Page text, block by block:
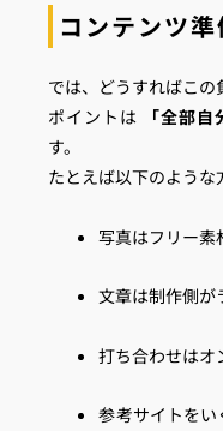
コンテンツ
では、どうすればこの
ポイントは
「全部
す。
たとえば以下のような
写真はフリー素
文章は制作側が
打ち合わせはオ
参考サイトを